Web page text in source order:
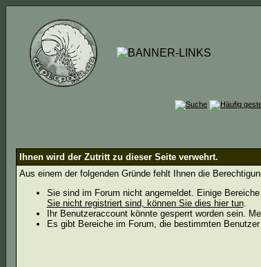
Ihnen wird der Zutritt zu dieser Seite verwehrt.
Aus einem der folgenden Gründe fehlt Ihnen die
Sie sind im Forum nicht angemeldet. Einige
Sie nicht registriert sind, können Sie dies hier tun.
Ihr Benutzeraccount könnte gesperrt worden sein.
Es gibt Bereiche im Forum, die bestimmten